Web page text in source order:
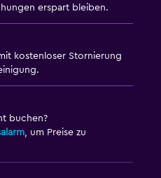
erspart bleiben.
kostenloser Stornierung
buchen?
, um Preise zu